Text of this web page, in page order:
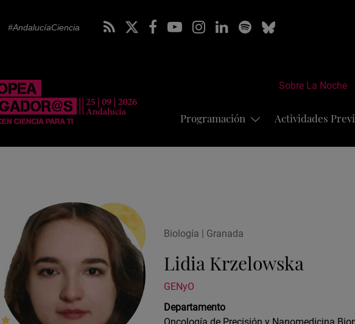
#AndalucíaCiencia
Sobre La Noche
Programación Actividades
Biología | Granada
Lidia Krzelowska
GENyO
Departamento